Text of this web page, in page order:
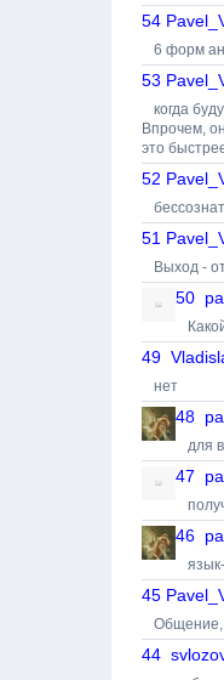
54
6 форм
53
когда
Впрочем,
это
52
51
Выход -
50
49
нет
48
для
47
46
45
Общение,
44